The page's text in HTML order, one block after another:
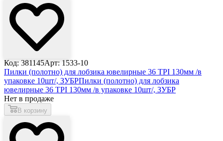
Код: 381145Арт: 1533-10
Пилки (полотно) для лобзика ювелирные 36 TPI 130мм /в
упаковке 10шт/, ЗУБРПилки (полотно) для лобзика
ювелирные 36 TPI 130мм /в упаковке 10шт/, ЗУБР
Нет в продаже
В корзину